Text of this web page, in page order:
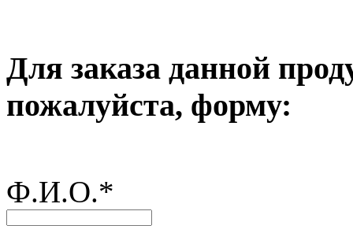
Для заказа данной
пожалуйста, форму:
Ф.И.О.*